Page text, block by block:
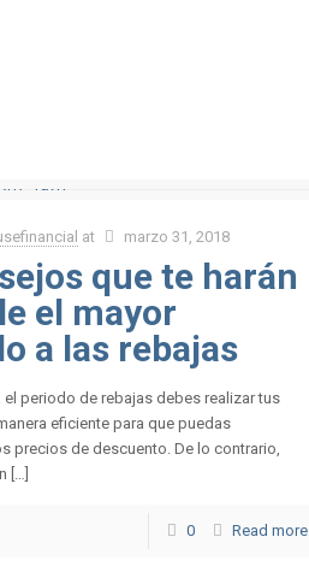
at marzo 31, 2018
que te harán
el mayor
a las rebajas
el periodo de rebajas debes realizar tus
eficiente para que puedas
precios de descuento. De lo contrario,
[…]
0 Read more